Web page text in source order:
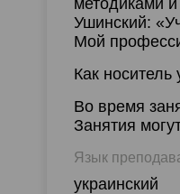
методиками
Ушинский:
Мой
Как
Во время
Занятия
Язык
украинский